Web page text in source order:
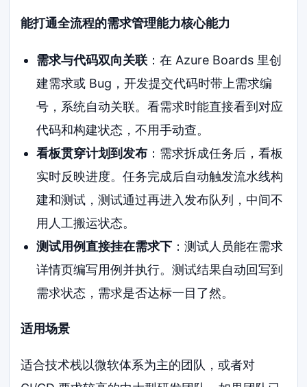
能打通全流程的需求管理能力核心能力
需求与代码双向关联：在 Azure Boards 里创
建需求或 Bug，开发提交代码时带上需求编
号，系统自动关联。看需求时能直接看到对应
代码和构建状态，不用手动查。
看板贯穿计划到发布：需求拆成任务后，看板
实时反映进度。任务完成后自动触发流水线构
建和测试，测试通过再进入发布队列，中间不
用人工搬运状态。
测试用例直接挂在需求下：测试人员能在需求
详情页编写用例并执行。测试结果自动回写到
需求状态，需求是否达标一目了然。
适用场景
适合技术栈以微软体系为主的团队，或者对